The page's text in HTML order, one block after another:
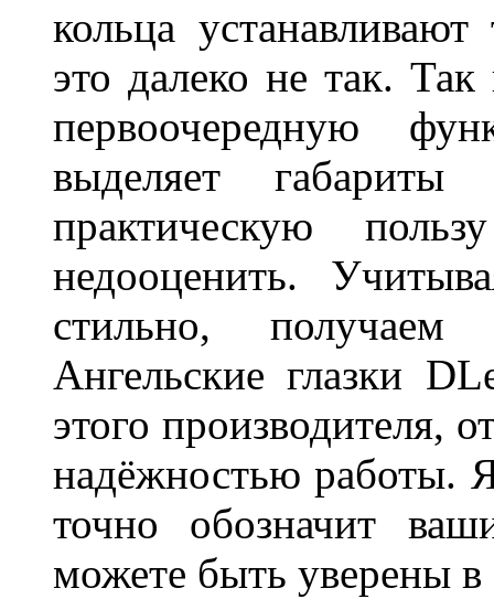
кольца
это далеко не так. Так
первоочередную
выделяет
практическую
недооценить.
стильно,
Ангельские глазки
этого производителя,
надёжностью работы.
точно обозначит
можете быть уверены